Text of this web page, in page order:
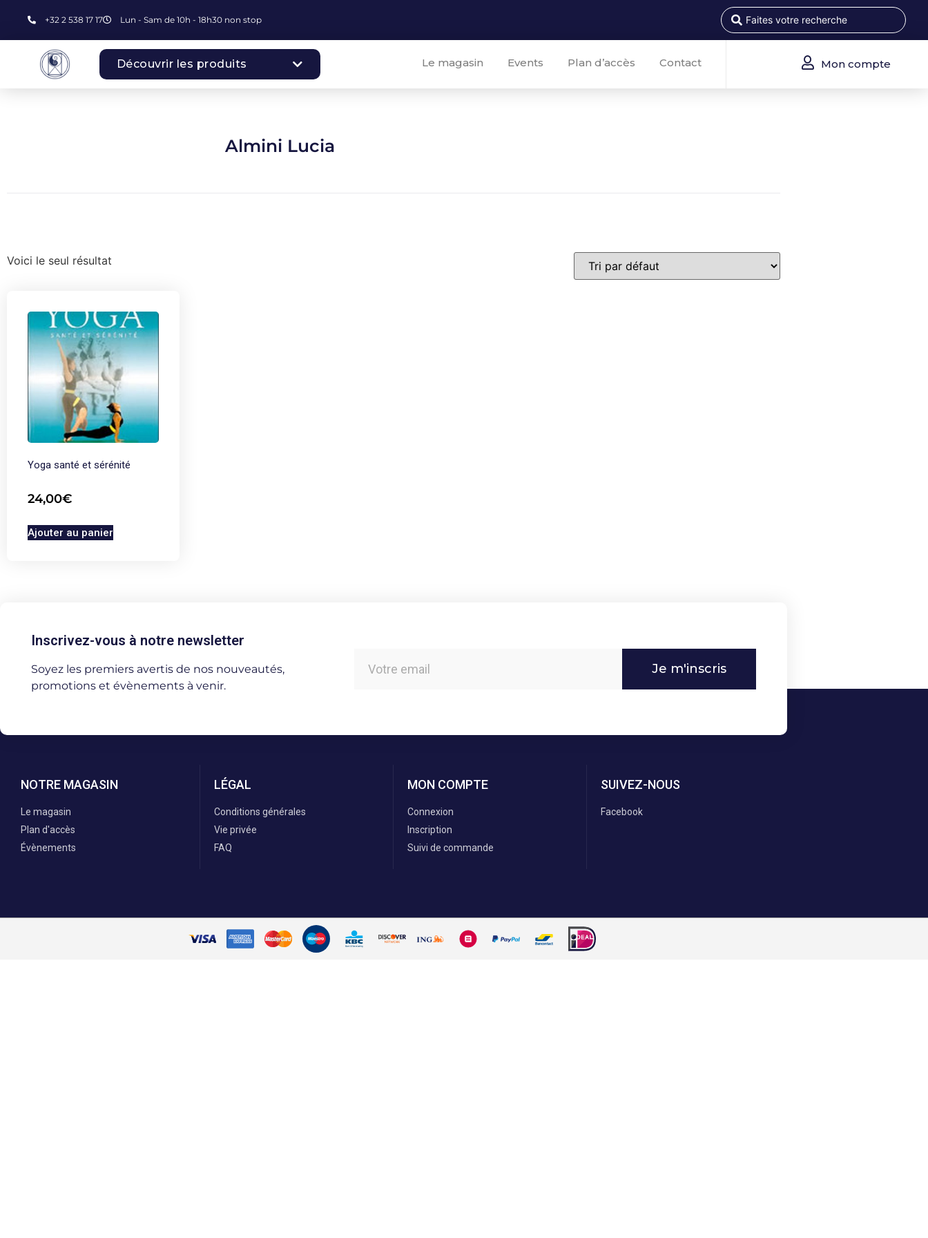
+32 2 538 17 17 Lun - Sam de 10h - 18h30 non stop
Découvrir les produits Le magasin Events Plan d’accès Contact Mon compte
Almini Lucia
Voici le seul résultat
Yoga santé et sérénité
24,00€
Ajouter au panier
Inscrivez-vous à notre newsletter
Soyez les premiers avertis de nos nouveautés,
promotions et évènements à venir.
Je m'inscris
NOTRE MAGASIN
Le magasin
Plan d'accès
Évènements
LÉGAL
Conditions générales
Vie privée
FAQ
MON COMPTE
Connexion
Inscription
Suivi de commande
SUIVEZ-NOUS
Facebook